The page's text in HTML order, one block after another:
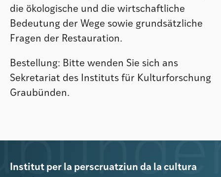
die ökologische und die wirtschaftliche
Bedeutung der Wege sowie grundsätzliche
Fragen der Restauration.
Bestellung: Bitte wenden Sie sich ans
Sekretariat des Instituts für Kulturforschung
Graubünden.
Institut per la perscruatziun da la cultura